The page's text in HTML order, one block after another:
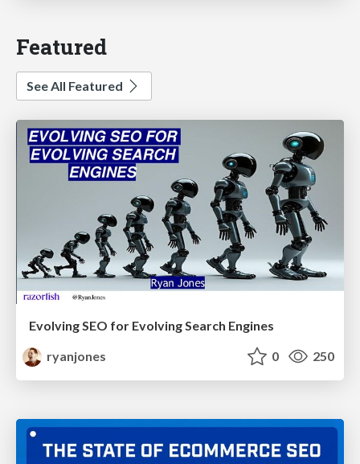
Featured
See All Featured
Evolving SEO for Evolving Search Engines
ryanjones
0 250